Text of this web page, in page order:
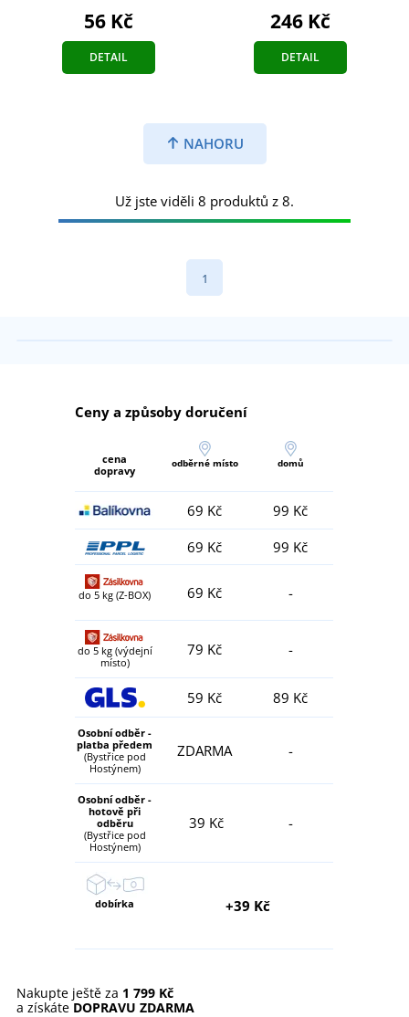
56 Kč
DETAIL
246 Kč
DETAIL
NAHORU
Už jste viděli 8 produktů z 8.
1
Ceny a způsoby doručení
cena
dopravy
odběrné místo domů
69 Kč
99 Kč
69 Kč
99 Kč
do 5 kg (Z-BOX) 69 Kč -
do 5 kg (výdejní
místo)
79 Kč -
59 Kč 89 Kč
Osobní odběr -
platba předem
(Bystřice pod
Hostýnem)
ZDARMA -
Osobní odběr -
hotově při
odběru
(Bystřice pod
Hostýnem)
39 Kč -
dobírka +39 Kč
Nakupte ještě za 1 799 Kč
a získáte DOPRAVU ZDARMA